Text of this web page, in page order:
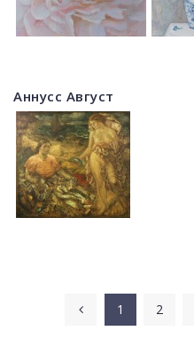
Аннусс Август
1 2